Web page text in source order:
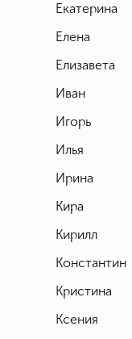
Екатерина
Елена
Елизавета
Иван
Игорь
Илья
Ирина
Кира
Кирилл
Константин
Кристина
Ксения